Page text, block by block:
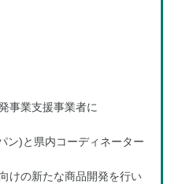
事業支援事業者に
ン)と県内コーディネーター
けの新たな商品開発を行い